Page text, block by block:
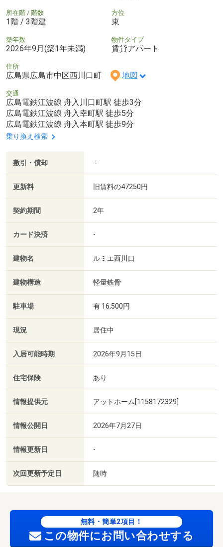
所在階 / 階数
1階 / 3階建
方位
東
築年数
2026年9月(築1年未満)
物件タイプ
賃貸アパート
住所
広島県広島市中区西川口町 地図
交通
広島電鉄江波線 舟入川口町駅 徒歩3分
広島電鉄江波線 舟入幸町駅 徒歩5分
広島電鉄江波線 舟入本町駅 徒歩9分
乗り換え検索
敷引・償却 -
更新料 旧賃料の47250円
契約期間 2年
カード決済 -
建物名 ルミエ西川口
建物構造 軽量鉄骨
駐車場 有 16,500円
現況 居住中
入居可能時期 2026年9月15日
住宅保険 あり
情報提供元 アットホーム[1158172329]
情報公開日 2026年7月27日
情報更新日 -
次回更新予定日 随時
無料・簡単2項目！
この物件にお問い合わせする